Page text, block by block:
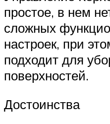
простое, в нем
сложных
настроек, при
подходит для
поверхностей.
Достоинства